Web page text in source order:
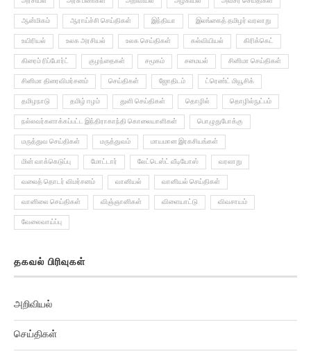
ஆன்மிகம் ஆராய்ச்சி செய்திகள் இந்தியா இலங்கைத் தமிழர் வரலாறு
உயிரியல் உலக அரசியல் உலக செய்திகள் கல்வியியல் கிரிக்கெட்
கிரைம் ரிப்போர்ட் குழந்தைகள் சமூகம் சமையல் சினிமா செய்திகள்
சினிமா திரைவிமர்சனம் செய்திகள் ஜோதிடம் ட்ரெண்ட் மியூசிக்
தமிழநாடு தமிழ் ஈழம் துளி செய்திகள் தொழில் தொழில்நுட்பம்
நல்லவர்களாக்கப்பட்ட இந்திராகாந்தி கொலையாளிகள் பொழுதுபோக்கு
மருத்துவ செய்திகள் மருத்துவம் மாயமான இரகசியங்கள்
மின் வாக்கெடுப்பு மோட்டார் லேட்டெஸ்ட் வீடியோஸ்
வலைத் தொடர் விமர்சனம் வானியல் வானியல் செய்திகள்
வானிலை செய்திகள் விஞ்ஞானிகள் விளையாட்டு விவசாயம்
வேலைவாய்ப்பு
செய்திகள்
அரசியல்